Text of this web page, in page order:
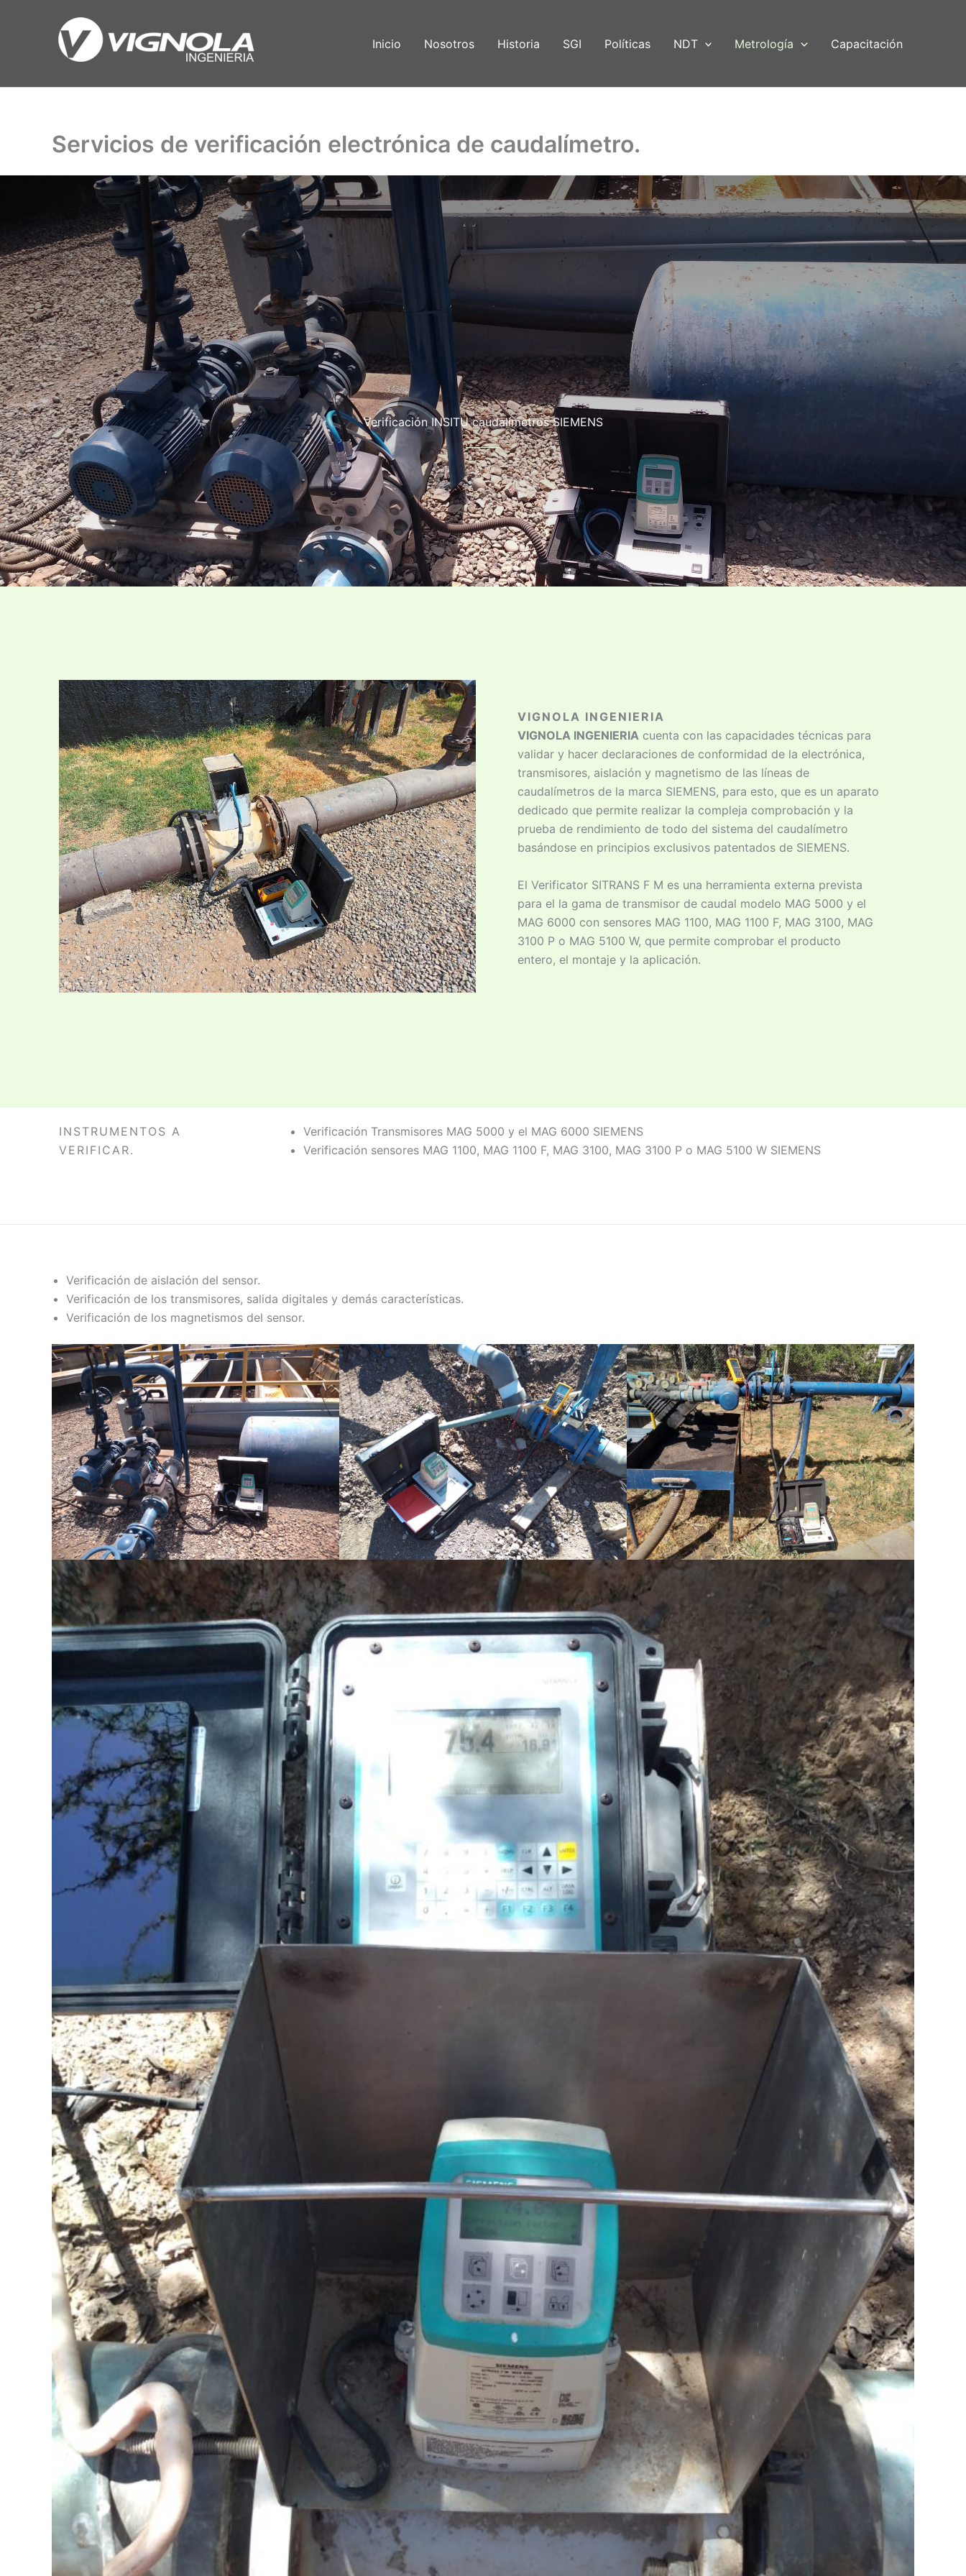
Inicio Nosotros Historia SGI Políticas NDT Metrología Capacitación
Servicios de verificación electrónica de caudalímetro.
Verificación INSITU caudalímetros SIEMENS
VIGNOLA INGENIERIA
VIGNOLA INGENIERIA cuenta con las capacidades técnicas para
validar y hacer declaraciones de conformidad de la electrónica,
transmisores, aislación y magnetismo de las líneas de
caudalímetros de la marca SIEMENS, para esto, que es un aparato
dedicado que permite realizar la compleja comprobación y la
prueba de rendimiento de todo del sistema del caudalímetro
basándose en principios exclusivos patentados de SIEMENS.
El Verificator SITRANS F M es una herramienta externa prevista
para el la gama de transmisor de caudal modelo MAG 5000 y el
MAG 6000 con sensores MAG 1100, MAG 1100 F, MAG 3100, MAG
3100 P o MAG 5100 W, que permite comprobar el producto
entero, el montaje y la aplicación.
INSTRUMENTOS A
VERIFICAR.
Verificación Transmisores MAG 5000 y el MAG 6000 SIEMENS
Verificación sensores MAG 1100, MAG 1100 F, MAG 3100, MAG 3100 P o MAG 5100 W SIEMENS
Verificación de aislación del sensor.
Verificación de los transmisores, salida digitales y demás características.
Verificación de los magnetismos del sensor.